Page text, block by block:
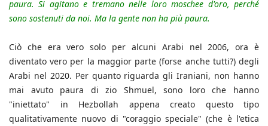
paura. Si agitano e tremano nelle loro moschee d'oro, perché
sono sostenuti da noi. Ma la gente non ha più paura.
Ciò che era vero solo per alcuni Arabi nel 2006, ora è
diventato vero per la maggior parte (forse anche tutti?) degli
Arabi nel 2020. Per quanto riguarda gli Iraniani, non hanno
mai avuto paura di zio Shmuel, sono loro che hanno
"iniettato" in Hezbollah appena creato questo tipo
qualitativamente nuovo di "coraggio speciale" (che è l'etica